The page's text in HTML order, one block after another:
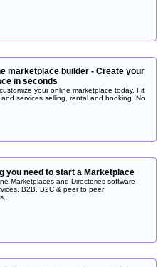
marketplace builder - Create your
in seconds
your online marketplace today. Fit
services selling, rental and booking. No
you need to start a Marketplace
Marketplaces and Directories software
B2B, B2C & peer to peer